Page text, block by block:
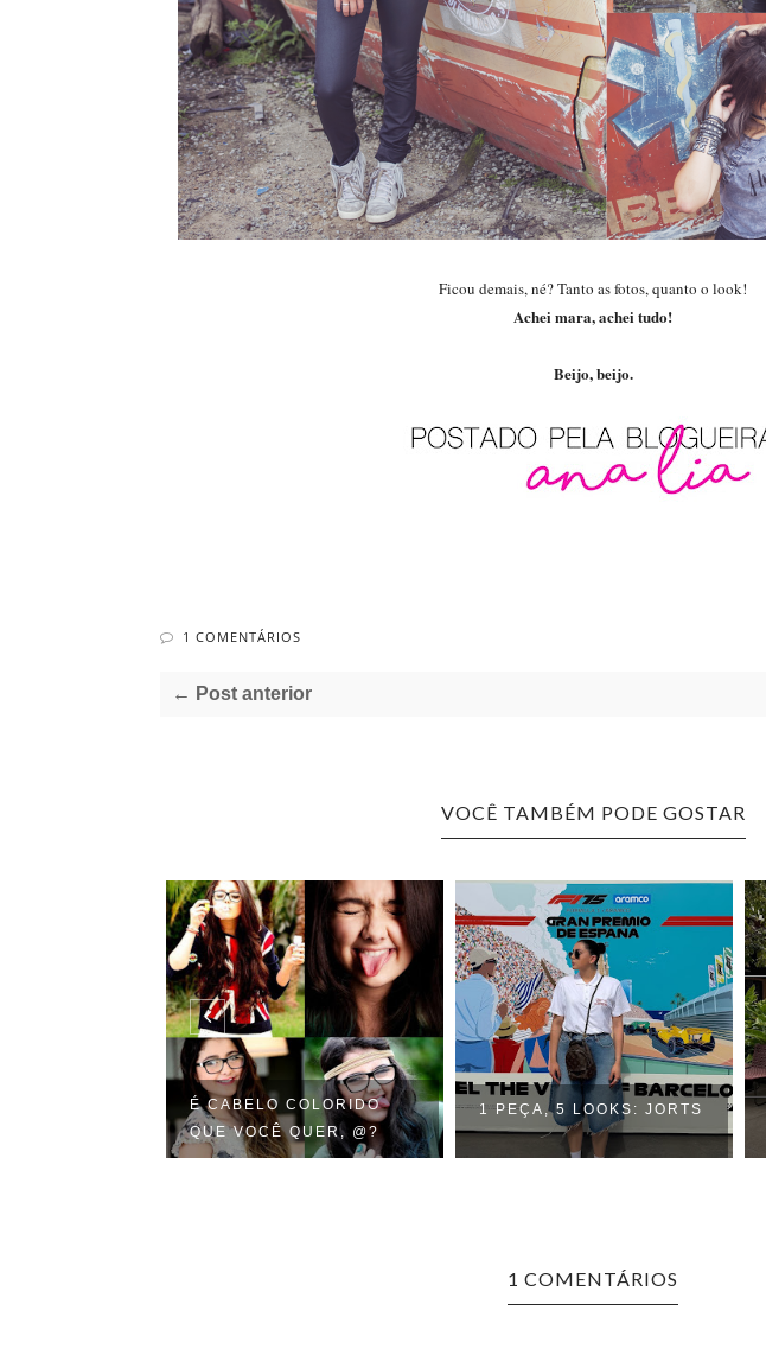
Ficou demais, né? Tanto as fotos, quanto o look!
Achei mara, achei tudo!
Beijo, beijo.
1 COMENTÁRIOS
← Post anterior
VOCÊ TAMBÉM PODE GOSTAR
É CABELO COLORIDO
QUE VOCÊ QUER, @?
1 PEÇA, 5 LOOKS: JORTS
1 COMENTÁRIOS